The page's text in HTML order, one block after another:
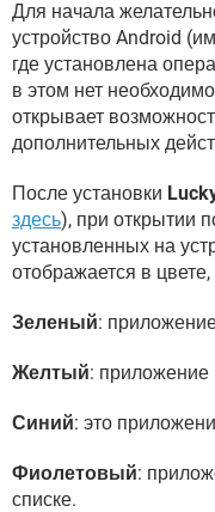
Для начала
устройство Android
где установлена
в этом нет
открывает
дополнительных
После установки
здесь), при открытии
установленных на
отображается в
Зеленый:
Желтый: приложение
Синий: это
Фиолетовый:
списке.